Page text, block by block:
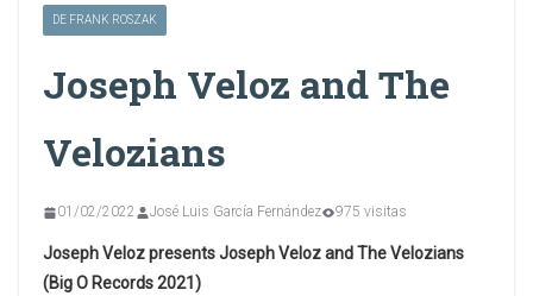
DE FRANK ROSZAK
Joseph Veloz and The
Velozians
01/02/2022 José Luis García Fernández 975 visitas
Joseph Veloz presents Joseph Veloz and The Velozians
(Big O Records 2021)